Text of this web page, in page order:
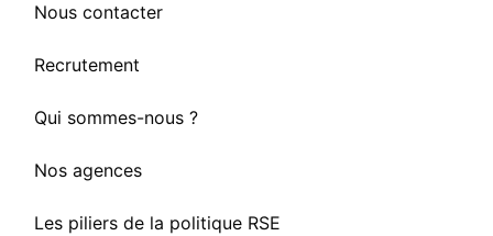
Nous contacter
Recrutement
Qui sommes-nous ?
Nos agences
Les piliers de la politique RSE